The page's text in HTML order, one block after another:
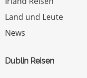
Land und Leute
News
Dublin Reisen